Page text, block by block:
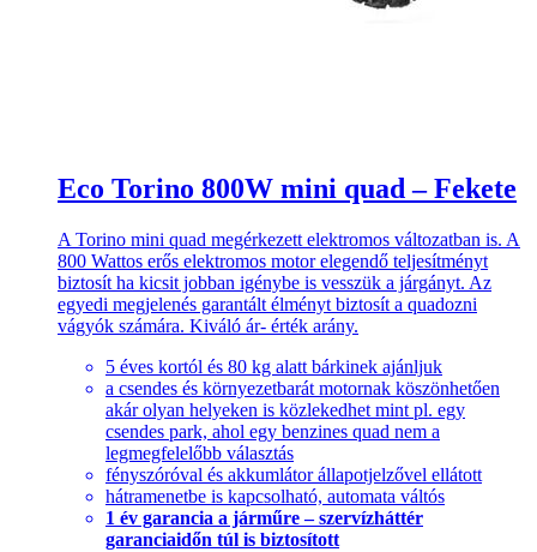
Eco Torino 800W mini quad – Fekete
A Torino mini quad megérkezett elektromos változatban is. A
800 Wattos erős elektromos motor elegendő teljesítményt
biztosít ha kicsit jobban igénybe is vesszük a járgányt. Az
egyedi megjelenés garantált élményt biztosít a quadozni
vágyók számára. Kiváló ár- érték arány.
5 éves kortól és 80 kg alatt bárkinek ajánljuk
a csendes és környezetbarát motornak köszönhetően
akár olyan helyeken is közlekedhet mint pl. egy
csendes park, ahol egy benzines quad nem a
legmegfelelőbb választás
fényszóróval és akkumlátor állapotjelzővel ellátott
hátramenetbe is kapcsolható, automata váltós
1 év garancia a járműre – szervízháttér
garanciaidőn túl is biztosított